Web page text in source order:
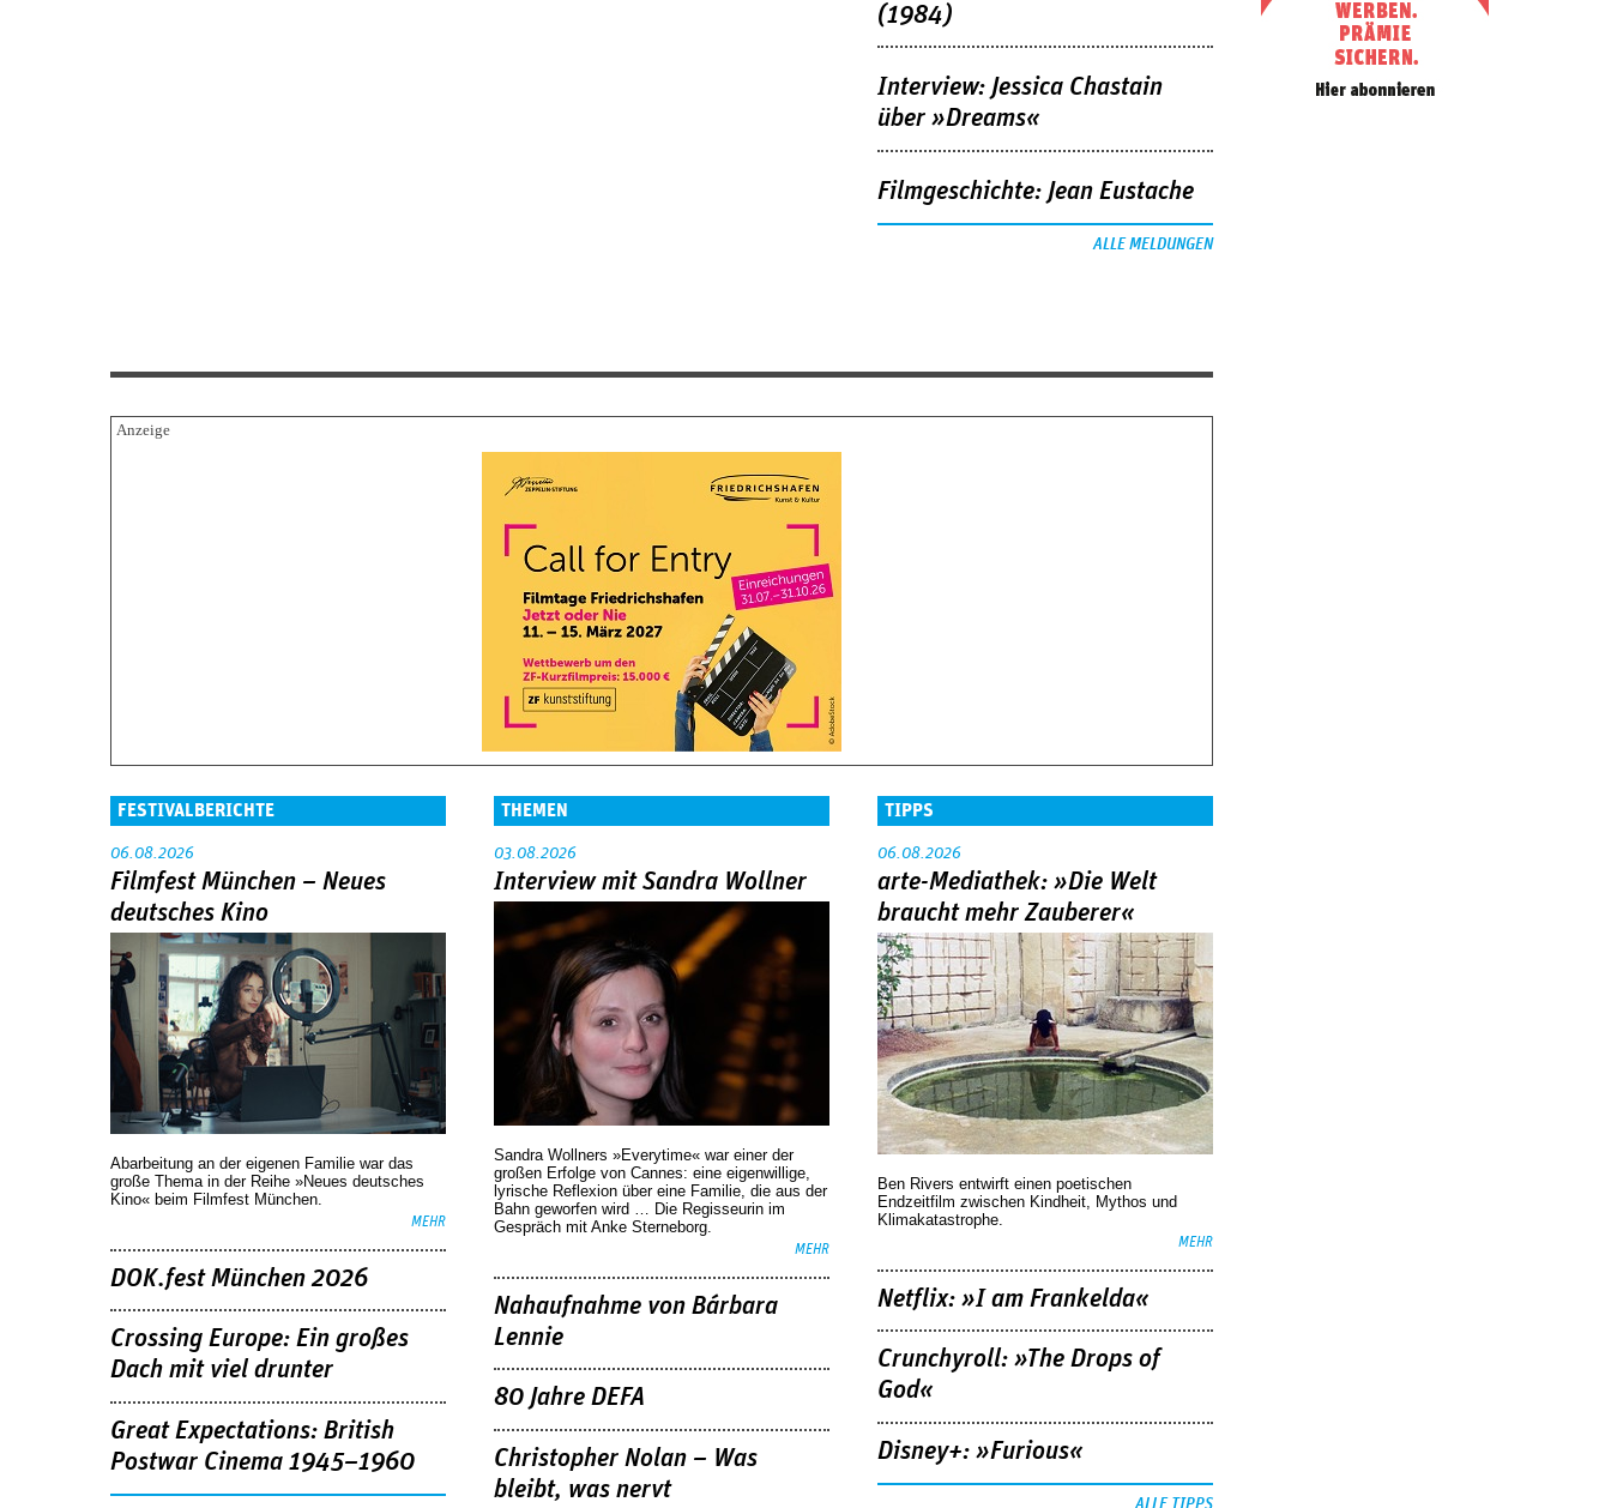
(1984)
Interview: Jessica Chastain
über »Dreams«
Filmgeschichte: Jean Eustache
ALLE MELDUNGEN
FESTIVALBERICHTE
06.08.2026
Filmfest München – Neues
deutsches Kino
Abarbeitung an der eigenen Familie war das
große Thema in der Reihe »Neues deutsches
Kino« beim Filmfest München.
MEHR
DOK.fest München 2026
Crossing Europe: Ein großes
Dach mit viel drunter
Great Expectations: British
Postwar Cinema 1945–1960
THEMEN
03.08.2026
Interview mit Sandra Wollner
Sandra Wollners »Everytime« war einer der
großen Erfolge von Cannes: eine eigenwillige,
lyrische Reflexion über eine ­Familie, die aus der
Bahn geworfen wird … Die Regisseurin im
Gespräch mit Anke Sterneborg.
MEHR
Nahaufnahme von Bárbara
Lennie
80 Jahre DEFA
Christopher Nolan – Was
bleibt, was nervt
TIPPS
06.08.2026
arte-Mediathek: »Die Welt
braucht mehr Zauberer«
Ben Rivers entwirft einen poetischen
Endzeitfilm zwischen Kindheit, Mythos und
Klimakatastrophe.
MEHR
Netflix: »I am Frankelda«
Crunchyroll: »The Drops of
God«
Disney+: »Furious«
ALLE TIPPS